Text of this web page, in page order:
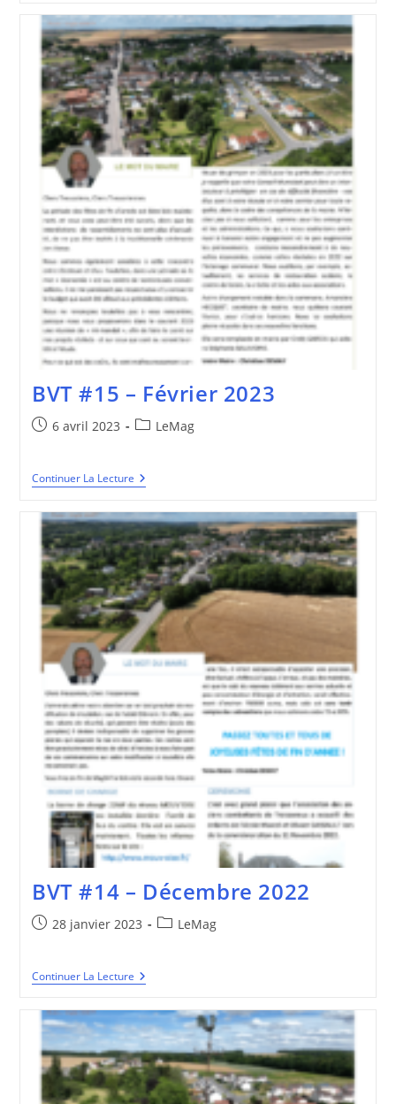
Mai
2023
BVT #15 – Février 2023
Publication
6 avril 2023
PostLeMag
Continuer La LectureBVT
#15
Février
2023
BVT #14 – Décembre 2022
Publication
28 janvier 2023
PostLeMag
Continuer La LectureBVT
#14
Décembre
2022